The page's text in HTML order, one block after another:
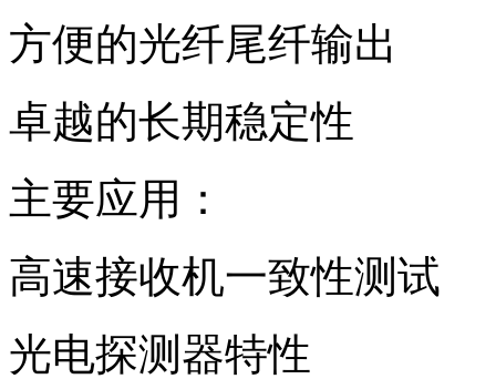
方便的光纤尾纤输出
卓越的长期稳定性
主要应用：
高速接收机一致性测试
光电探测器特性